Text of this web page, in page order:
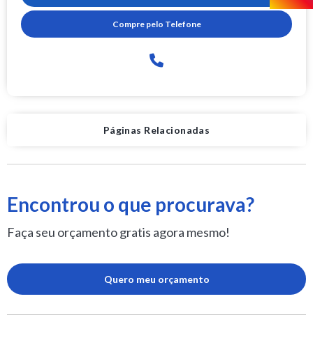
Compre pelo Telefone
Páginas Relacionadas
Encontrou o que procurava?
Faça seu orçamento gratis agora mesmo!
Quero meu orçamento